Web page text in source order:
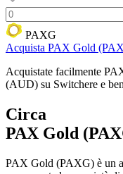
PAXG
Acquista PAX Gold
Acquistate facilmente
(AUD) su Switchere e
Circa
PAX Gold
PAX Gold (PAXG) è un